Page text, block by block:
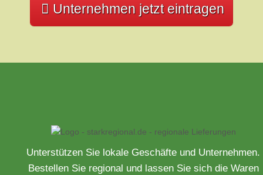
Unternehmen jetzt eintragen
Unterstützen Sie lokale Geschäfte und Unternehmen.
Bestellen Sie regional und lassen Sie sich die Waren